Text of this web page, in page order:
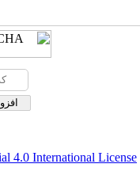
4.0 International License